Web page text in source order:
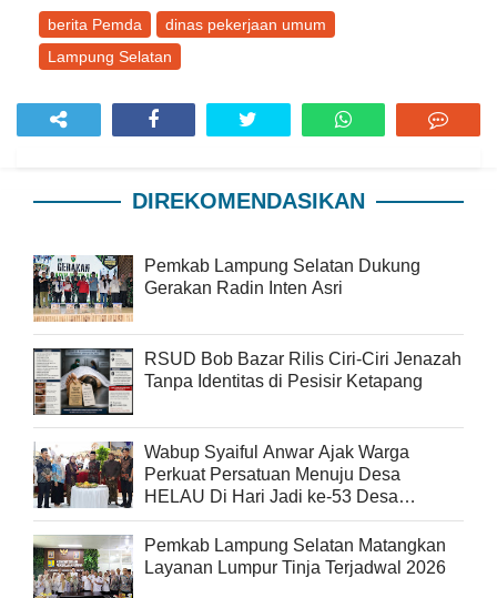
berita Pemda
dinas pekerjaan umum
Lampung Selatan
DIREKOMENDASIKAN
Pemkab Lampung Selatan Dukung
Gerakan Radin Inten Asri
RSUD Bob Bazar Rilis Ciri-Ciri Jenazah
Tanpa Identitas di Pesisir Ketapang
Wabup Syaiful Anwar Ajak Warga
Perkuat Persatuan Menuju Desa
HELAU Di Hari Jadi ke-53 Desa
Beringin Kencana
Pemkab Lampung Selatan Matangkan
Layanan Lumpur Tinja Terjadwal 2026